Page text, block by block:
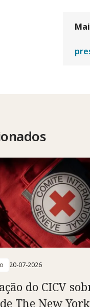
20-07-2026
do CICV
The New